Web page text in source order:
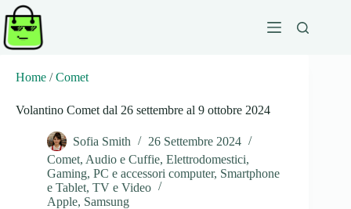
Salta
al
contenuto
Home /Comet
Volantino Comet dal 26 settembre al 9 ottobre 2024
Sofia Smith
26 Settembre 2024
Comet, Audio e Cuffie, Elettrodomestici,
Gaming, PC e accessori computer, Smartphone
e Tablet, TV e Video
Apple, Samsung